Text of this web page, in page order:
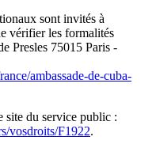
sont invités à
vérifier les formalités
Presles 75015 Paris -
ambassade-de-cuba-
site du service public :
vosdroits/F1922.